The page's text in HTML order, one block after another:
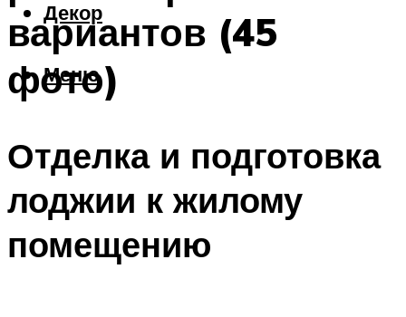
Декор
Меню
вариантов (45
фото)
Отделка и подготовка
лоджии к жилому
помещению